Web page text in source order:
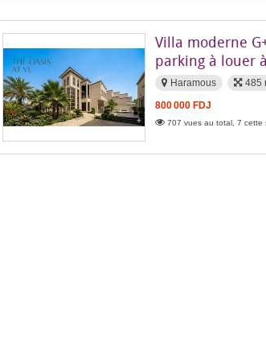
Villa moderne
parking à louer
Haramous 485
800 000 FDJ
707 vues au total, 7 cette